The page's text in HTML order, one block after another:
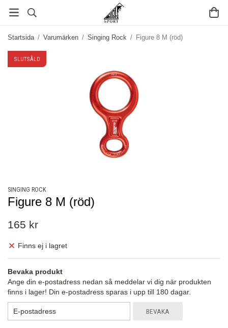
Startsida / Varumärken / Singing Rock / Figure 8 M (röd)
SLUTSÅLD
SINGING ROCK
Figure 8 M (röd)
165 kr
Finns ej i lagret
Bevaka produkt
Ange din e-postadress nedan så meddelar vi dig när produkten
finns i lager! Din e-postadress sparas i upp till 180 dagar.
BEVAKA